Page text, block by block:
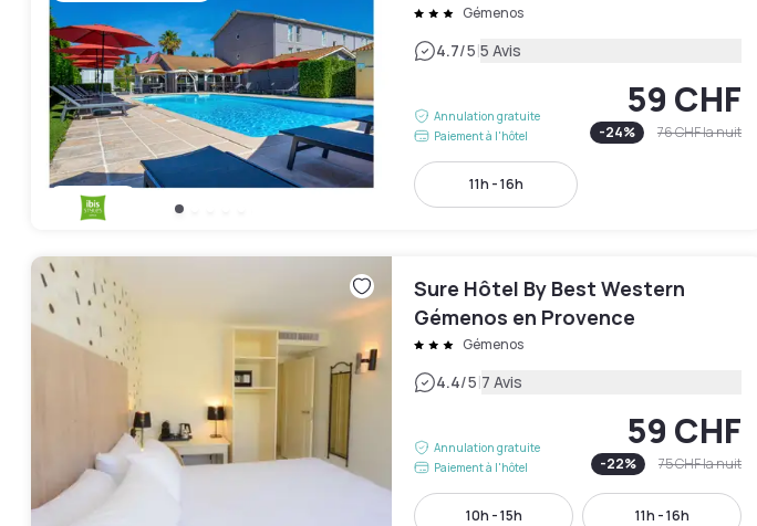
Gémenos
4.7/5|5 Avis
Annulation gratuite
Paiement à l'hôtel
59 CHF
-24% 76 CHFla nuit
11h - 16h
Sure Hôtel By Best Western
Gémenos en Provence
Gémenos
4.4/5|7 Avis
Annulation gratuite
Paiement à l'hôtel
59 CHF
-22% 75 CHFla nuit
10h - 15h 11h - 16h